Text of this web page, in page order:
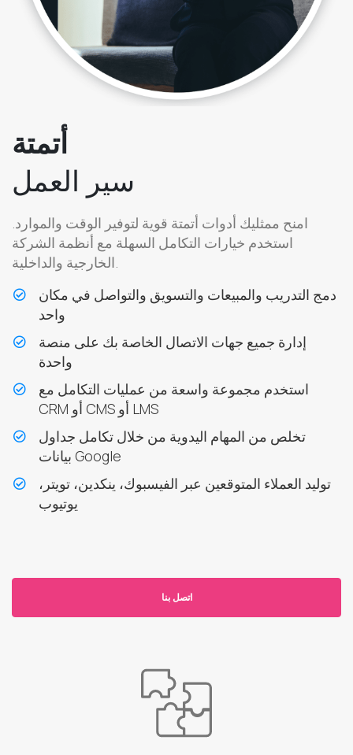
أتمتة
سير العمل
امنح ممثليك أدوات أتمتة قوية لتوفير الوقت والموارد.
استخدم خيارات التكامل السهلة مع أنظمة الشركة
الخارجية والداخلية.
دمج التدريب والمبيعات والتسويق والتواصل في مكان
واحد
إدارة جميع جهات الاتصال الخاصة بك على منصة
واحدة
استخدم مجموعة واسعة من عمليات التكامل مع
CRM أو CMS أو LMS
تخلص من المهام اليدوية من خلال تكامل جداول
بيانات Google
توليد العملاء المتوقعين عبر الفيسبوك، ينكدين، تويتر،
يوتيوب
اتصل بنا